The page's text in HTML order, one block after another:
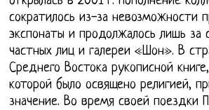
сократилось из-за невозможности
экспонаты и продолжалось лишь за
частных лиц и галереи «Шон». В
Среднего Востока рукописной
которой было освящено религией,
значение. Во время своей поездки